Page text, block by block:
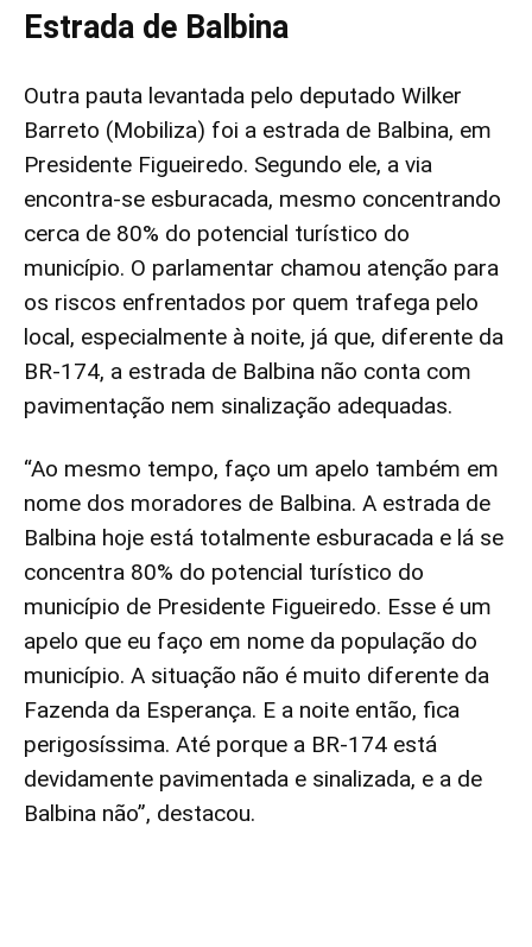
Estrada de Balbina
Outra pauta levantada pelo deputado Wilker
Barreto (Mobiliza) foi a estrada de Balbina, em
Presidente Figueiredo. Segundo ele, a via
encontra-se esburacada, mesmo concentrando
cerca de 80% do potencial turístico do
município. O parlamentar chamou atenção para
os riscos enfrentados por quem trafega pelo
local, especialmente à noite, já que, diferente da
BR-174, a estrada de Balbina não conta com
pavimentação nem sinalização adequadas.
“Ao mesmo tempo, faço um apelo também em
nome dos moradores de Balbina. A estrada de
Balbina hoje está totalmente esburacada e lá se
concentra 80% do potencial turístico do
município de Presidente Figueiredo. Esse é um
apelo que eu faço em nome da população do
município. A situação não é muito diferente da
Fazenda da Esperança. E a noite então, fica
perigosíssima. Até porque a BR-174 está
devidamente pavimentada e sinalizada, e a de
Balbina não”, destacou.